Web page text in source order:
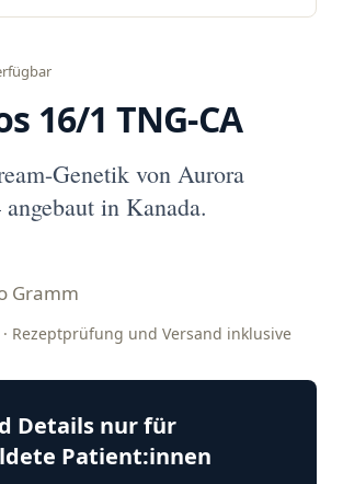
16/1 TNG-CA
Genetik von Aurora
in Kanada.
Gramm
Rezeptprüfung und Versand inklusive
Details nur für
Patient:innen